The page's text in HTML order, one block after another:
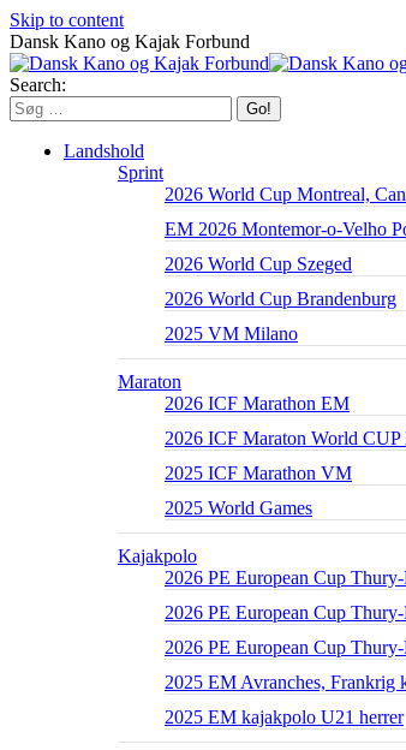
Skip to content
Dansk Kano og Kajak Forbund
Search:
Landshold
Sprint
2026 World Cup Montreal,
EM 2026 Montemor-o-Velho
2026 World Cup Szeged
2026 World Cup Brandenburg
2025 VM Milano
Maraton
2026 ICF Marathon EM
2026 ICF Maraton World CUP
2025 ICF Marathon VM
2025 World Games
Kajakpolo
2026 PE European Cup
2026 PE European Cup
2026 PE European Cup
2025 EM Avranches, Frankrig
2025 EM kajakpolo U21 herrer